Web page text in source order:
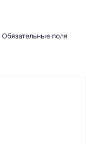
Обязательные поля